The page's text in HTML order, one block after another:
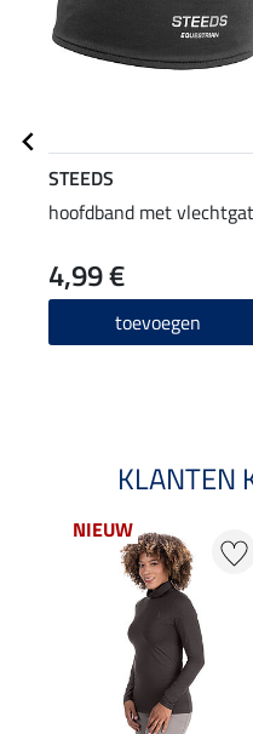
STEEDS
hoofdband met vlechtgat
4,99 €
toevoegen
KLANTEN
NIEUW